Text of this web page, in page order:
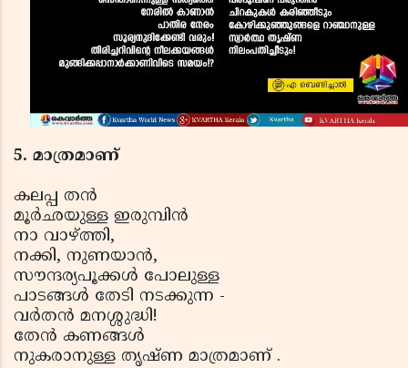
5. മാത്രമാണ്
കലപ്പ തന്‍
മൂര്‍ഛയുള്ള ഇരുമ്പിന്‍
നാ വാഴ്ത്തി,
നക്കി, നുണയാന്‍,
സൗന്ദര്യപൂക്കള്‍ പോലുള്ള
പാടങ്ങള്‍ തേടി നടക്കുന്ന -
വര്‍തന്‍ മനശ്ശുദ്ധി!
തേന്‍ കണങ്ങള്‍
നുകരാനുള്ള തൃഷ്ണ മാത്രമാണ് .